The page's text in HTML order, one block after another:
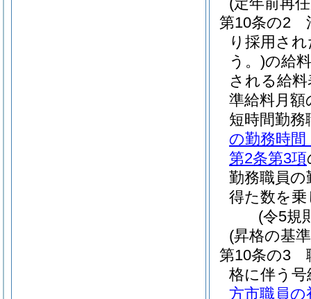
第10条の2
り採用さ
う。)の給
される給
準給料月額
短時間勤
の勤務時
第2条第3項
勤務職員の
得た数を
(令5規
(昇格の基
第10条の3
格に伴う
方市職員の